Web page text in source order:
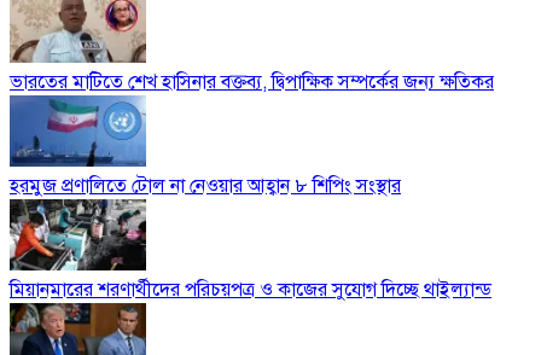
ভারতের মাটিতে শেখ হাসিনার বক্তব্য, দ্বিপাক্ষিক সম্পর্কের জন্য ক্ষতিকর
হরমুজ প্রণালিতে টোল না নেওয়ার আহ্বান ৮ শিপিং সংস্থার
মিয়ানমারের শরণার্থীদের পরিচয়পত্র ও কাজের সুযোগ দিচ্ছে থাইল্যান্ড